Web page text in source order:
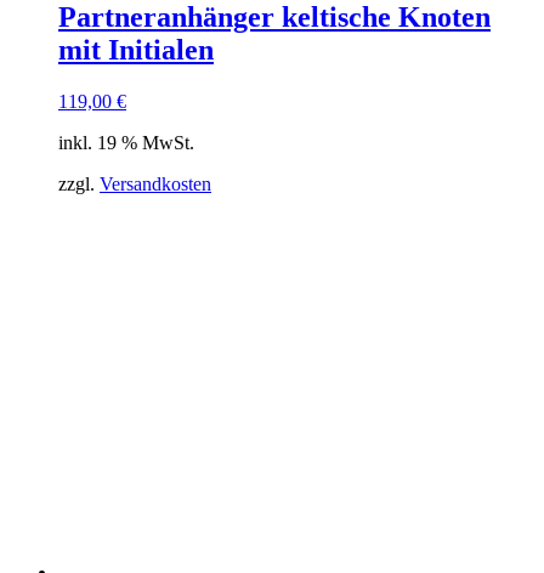
Partneranhänger keltische Knoten
mit Initialen
119,00 €
inkl. 19 % MwSt.
zzgl. Versandkosten